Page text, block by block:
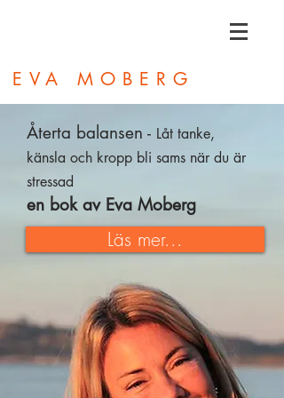
EVA MOBERG
Återta balansen -
sams när du är stressad
en bok av Eva Moberg
The book with a life-changing
method
Läs mer...
Återta balansen - Låt tanke,
känsla och kropp bli sams när du är
stressad
en bok av Eva Moberg
Läs mer...